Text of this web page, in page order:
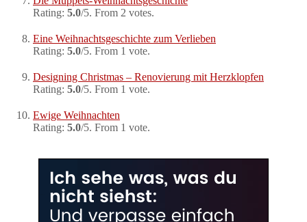
Rating: 5.0/5. From 2 votes.
Eine Weihnachtsgeschichte zum Verlieben
Rating: 5.0/5. From 1 vote.
Designing Christmas – Renovierung mit Herzklopfen
Rating: 5.0/5. From 1 vote.
Ewige Weihnachten
Rating: 5.0/5. From 1 vote.